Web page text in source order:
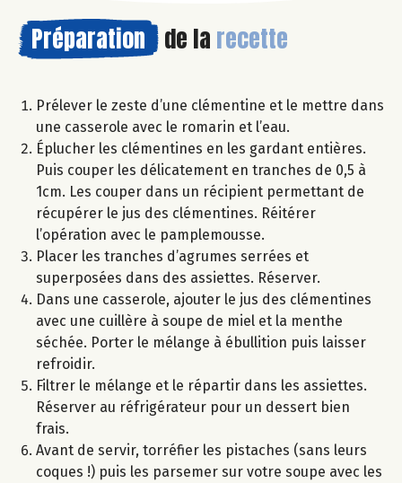
Préparation de la recette
Prélever le zeste d’une clémentine et le mettre dans
une casserole avec le romarin et l’eau.
Éplucher les clémentines en les gardant entières.
Puis couper les délicatement en tranches de 0,5 à
1cm. Les couper dans un récipient permettant de
récupérer le jus des clémentines. Réitérer
l’opération avec le pamplemousse.
Placer les tranches d’agrumes serrées et
superposées dans des assiettes. Réserver.
Dans une casserole, ajouter le jus des clémentines
avec une cuillère à soupe de miel et la menthe
séchée. Porter le mélange à ébullition puis laisser
refroidir.
Filtrer le mélange et le répartir dans les assiettes.
Réserver au réfrigérateur pour un dessert bien
frais.
Avant de servir, torréfier les pistaches (sans leurs
coques !) puis les parsemer sur votre soupe avec les